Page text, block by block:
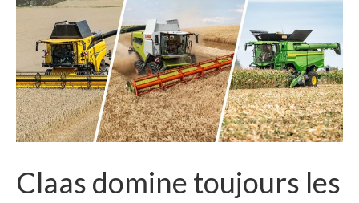
Claas domine toujours les